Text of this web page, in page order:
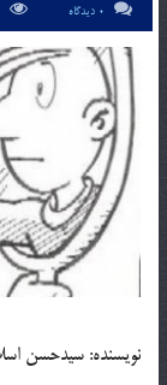
0 دیدگاه
نویسنده: سیدحسن